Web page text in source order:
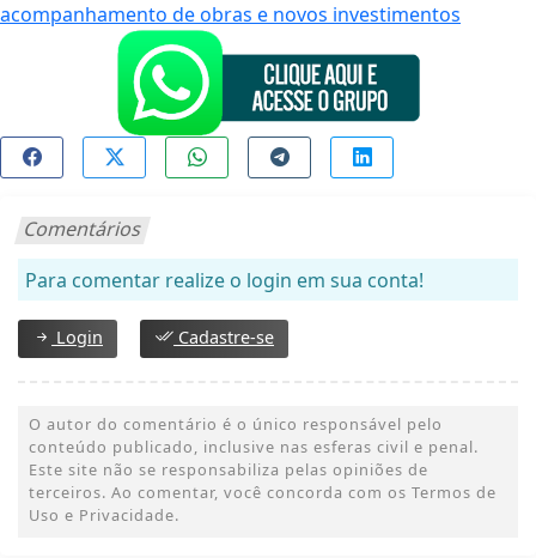
acompanhamento de obras e novos investimentos
Comentários
Para comentar realize o login em sua conta!
Login Cadastre-se
O autor do comentário é o único responsável pelo
conteúdo publicado, inclusive nas esferas civil e penal.
Este site não se responsabiliza pelas opiniões de
terceiros. Ao comentar, você concorda com os Termos de
Uso e Privacidade.